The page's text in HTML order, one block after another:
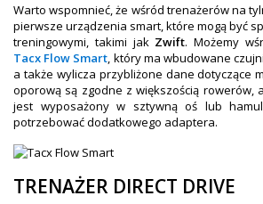
Warto wspomnieć, że wśród trenażerów na
pierwsze urządzenia smart, które mogą być
treningowymi, takimi jak Zwift. Możemy
Tacx Flow Smart , który ma wbudowane
a także wylicza przybliżone dane dotyczące
oporową są zgodne z większością rowerów,
jest wyposażony w sztywną oś lub
potrzebować dodatkowego adaptera.
TRENAŻER DIRECT DRIVE